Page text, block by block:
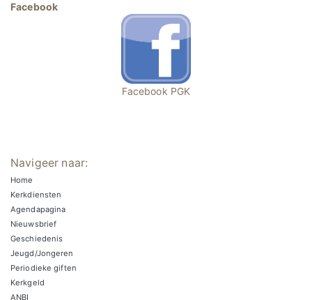
Facebook
Facebook PGK
Navigeer naar:
Home
Kerkdiensten
Agendapagina
Nieuwsbrief
Geschiedenis
Jeugd/Jongeren
Periodieke giften
Kerkgeld
ANBI